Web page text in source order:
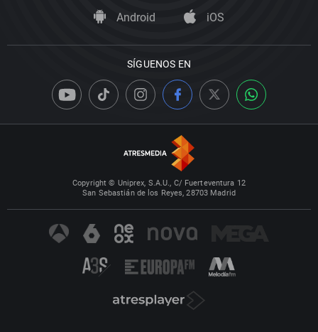
Android iOS
SÍGUENOS EN
Copyright © Uniprex, S.A.U., C/ Fuerteventura 12
San Sebastián de los Reyes, 28703 Madrid